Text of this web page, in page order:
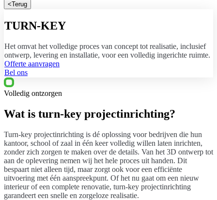
<Terug
TURN-KEY
Het omvat het volledige proces van concept tot realisatie, inclusief
ontwerp, levering en installatie, voor een volledig ingerichte ruimte.
Offerte aanvragen
Bel ons
Volledig ontzorgen
Wat is turn-key projectinrichting?
Turn-key projectinrichting is dé oplossing voor bedrijven die hun
kantoor, school of zaal in één keer volledig willen laten inrichten,
zonder zich zorgen te maken over de details. Van het 3D ontwerp tot
aan de oplevering nemen wij het hele proces uit handen. Dit
bespaart niet alleen tijd, maar zorgt ook voor een efficiënte
uitvoering met één aanspreekpunt. Of het nu gaat om een nieuw
interieur of een complete renovatie, turn-key projectinrichting
garandeert een snelle en zorgeloze realisatie.